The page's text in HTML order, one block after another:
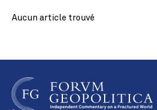
Aucun article trouvé